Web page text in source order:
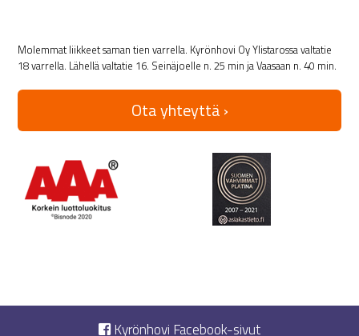
Molemmat liikkeet saman tien varrella. Kyrönhovi Oy Ylistarossa valtatie
18 varrella. Lähellä valtatie 16. Seinäjoelle n. 25 min ja Vaasaan n. 40 min.
Ota yhteyttä ›
Kyrönhovi Facebook-sivut